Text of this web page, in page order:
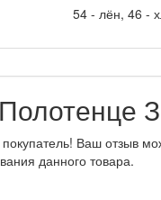
54 - лён, 46 -
Ваш отзыв
данного товара.